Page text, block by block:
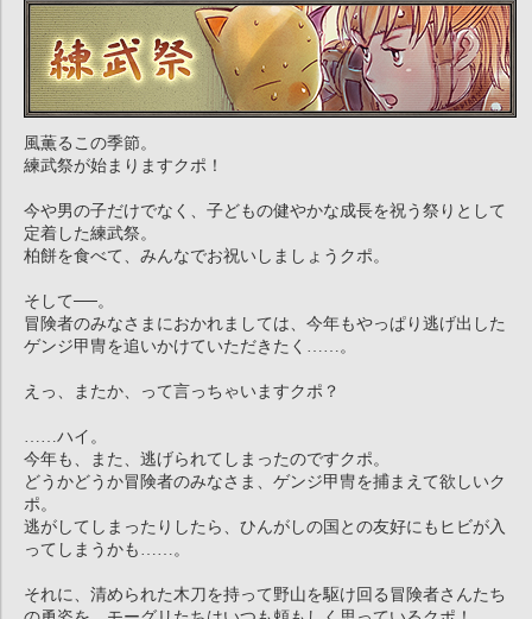
風薫るこの季節。
練武祭が始まりますクポ！
今や男の子だけでなく、子どもの健やかな成長を祝う祭りとして
定着した練武祭。
柏餅を食べて、みんなでお祝いしましょうクポ。
そして──。
冒険者のみなさまにおかれましては、今年もやっぱり逃げ出した
ゲンジ甲冑を追いかけていただきたく……。
えっ、またか、って言っちゃいますクポ？
……ハイ。
今年も、また、逃げられてしまったのですクポ。
どうかどうか冒険者のみなさま、ゲンジ甲冑を捕まえて欲しいク
ポ。
逃がしてしまったりしたら、ひんがしの国との友好にもヒビが入
ってしまうかも……。
それに、清められた木刀を持って野山を駆け回る冒険者さんたち